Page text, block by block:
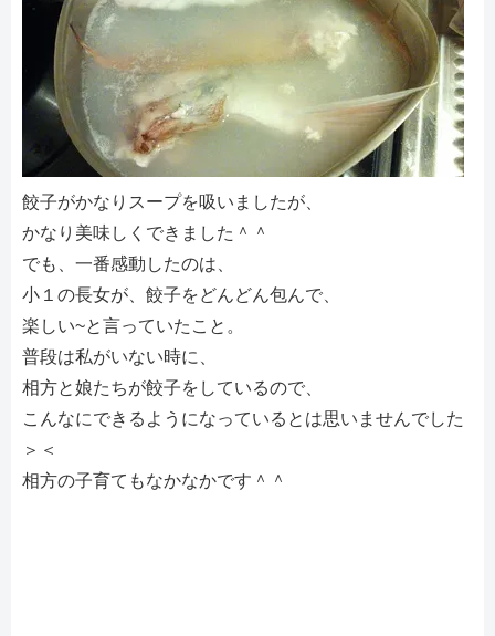
餃子がかなりスープを吸いましたが、
かなり美味しくできました＾＾
でも、一番感動したのは、
小１の長女が、餃子をどんどん包んで、
楽しい~と言っていたこと。
普段は私がいない時に、
相方と娘たちが餃子をしているので、
こんなにできるようになっているとは思いませんでした
＞＜
相方の子育てもなかなかです＾＾